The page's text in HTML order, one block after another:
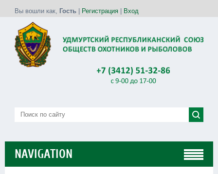
Вы вошли как, Гость Регистрация Вход
NAVIGATION